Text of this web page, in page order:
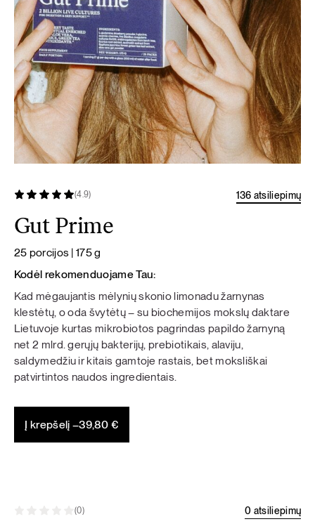
(4.9) 136 atsiliepimų
Gut Prime
25 porcijos | 175 g
Kodėl rekomenduojame Tau:
Kad mėgaujantis mėlynių skonio limonadu žarnynas
klestėtų, o oda švytėtų – su biochemijos mokslų daktare
Lietuvoje kurtas mikrobiotos pagrindas papildo žarnyną
net 2 mlrd. gerųjų bakterijų, prebiotikais, alaviju,
saldymedžiu ir kitais gamtoje rastais, bet moksliškai
patvirtintos naudos ingredientais.
Į krepšelį –39,80€
(0) 0 atsiliepimų